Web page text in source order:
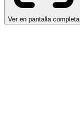
Ver en pantalla completa